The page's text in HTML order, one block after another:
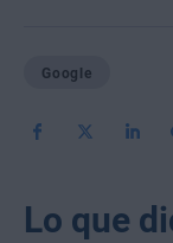
Google
Lo que